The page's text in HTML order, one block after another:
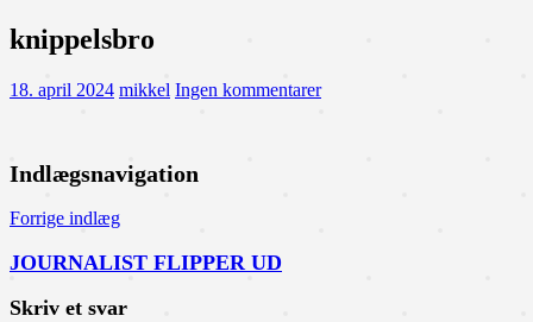
knippelsbro
18. april 2024 mikkel Ingen kommentarer
Indlægsnavigation
Forrige indlæg
JOURNALIST FLIPPER UD
Skriv et svar